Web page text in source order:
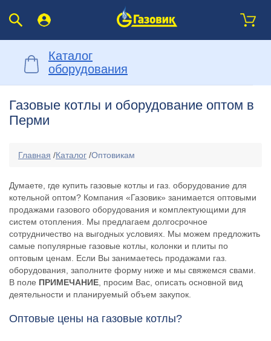
Каталог
оборудования
Газовые котлы и оборудование оптом в
Перми
Главная /Каталог /Оптовикам
Думаете, где купить газовые котлы и газ. оборудование для
котельной оптом? Компания «Газовик» занимается оптовыми
продажами газового оборудования и комплектующими для
систем отопления. Мы предлагаем долгосрочное
сотрудничество на выгодных условиях. Мы можем предложить
самые популярные газовые котлы, колонки и плиты по
оптовым ценам. Если Вы занимаетесь продажами газ.
оборудования, заполните форму ниже и мы свяжемся свами.
В поле ПРИМЕЧАНИЕ , просим Вас, описать основной вид
деятельности и планируемый объем закупок.
Оптовые цены на газовые котлы?